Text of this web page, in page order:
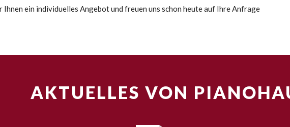
Ihnen ein individuelles Angebot und freuen uns schon heute auf Ihre Anfrage
AKTUELLES VON